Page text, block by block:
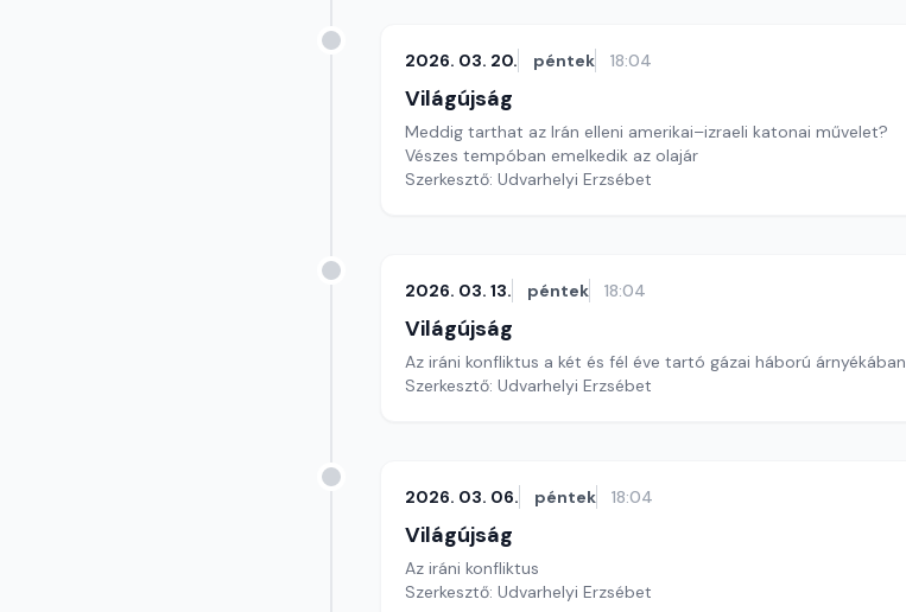
2026. 03. 20. péntek 18:04
Világújság
Meddig tarthat az Irán elleni amerikai–izraeli katonai művelet?
Vészes tempóban emelkedik az olajár
Szerkesztő: Udvarhelyi Erzsébet
2026. 03. 13. péntek 18:04
Világújság
Az iráni konfliktus a két és fél éve tartó gázai háború árnyékában
Szerkesztő: Udvarhelyi Erzsébet
2026. 03. 06. péntek 18:04
Világújság
Az iráni konfliktus
Szerkesztő: Udvarhelyi Erzsébet